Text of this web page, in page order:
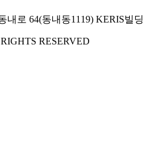
내로 64(동내동1119) KERIS빌딩
RESERVED